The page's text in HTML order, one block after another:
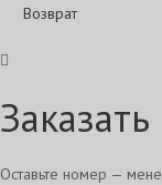
Возврат
Оставьте номер —